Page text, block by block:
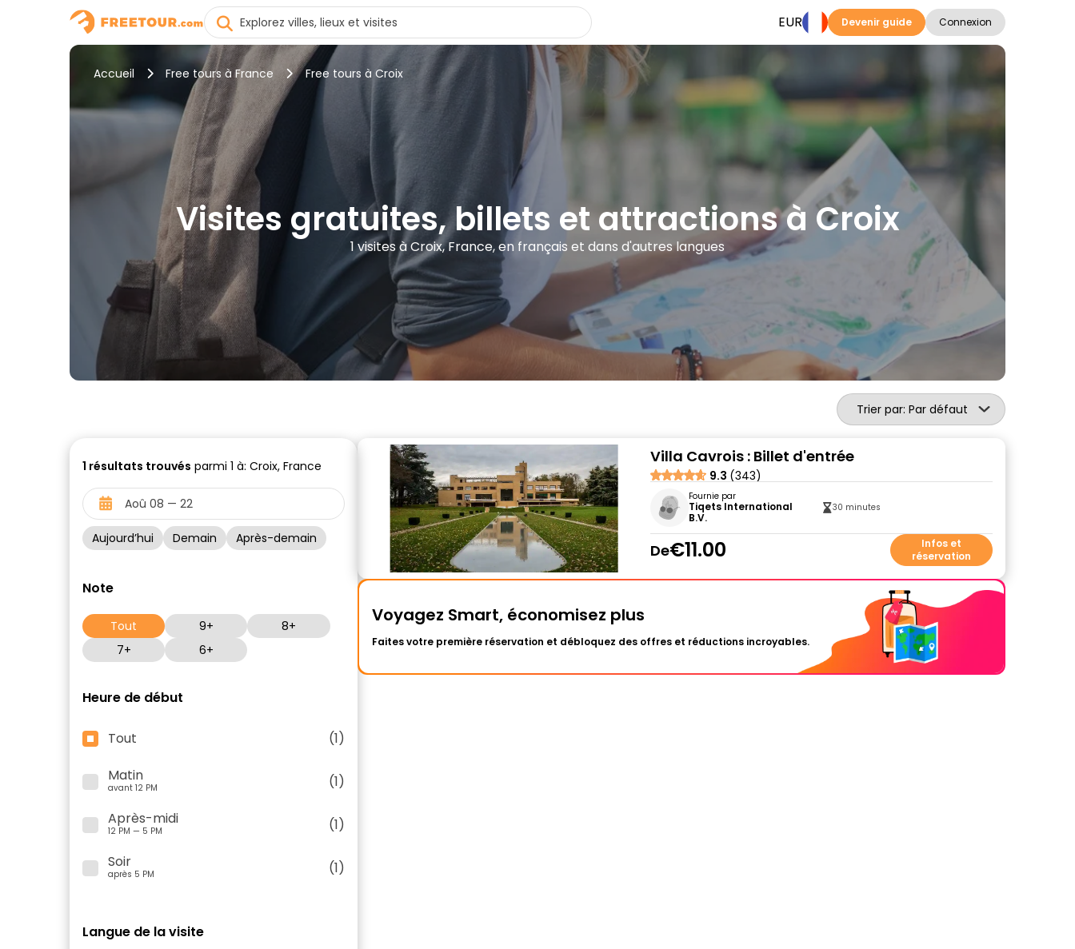
EUR Devenir guide Connexion
Accueil Free tours à France Free tours à Croix
Visites gratuites, billets et attractions à Croix
1 visites à Croix, France, en français et dans d'autres langues
Trier par: Par défaut
1 résultats trouvés parmi 1 à: Croix, France
Aujourd’hui Demain Après-demain
Note
Tout 9+
8+
7+
6+
Heure de début
Tout
(1)
Matin
avant 12 PM
(1)
Après-midi
12 PM — 5 PM
(1)
Soir
après 5 PM (1)
Langue de la visite
Villa Cavrois : Billet d'entrée
9.3 (343)
Fournie par
Tiqets International
B.V.
30 minutes
De€11.00
Infos et
réservation
Voyagez Smart, économisez plus
Faites votre première réservation et débloquez des offres et réductions incroyables.